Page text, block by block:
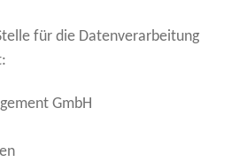
für die Datenverarbeitung
GmbH